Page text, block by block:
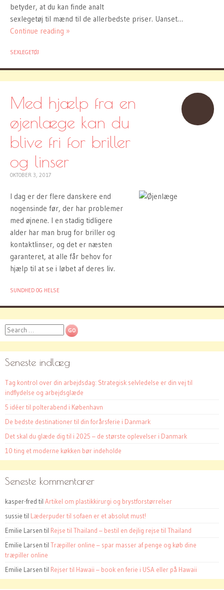
betyder, at du kan finde analt
sexlegetøj til mænd til de allerbedste priser. Uanset…
Continue reading »
SEXLEGETØJ
Med hjælp fra en
øjenlæge kan du
blive fri for briller
og linser
OKTOBER 3, 2017
I dag er der flere danskere end
nogensinde før, der har problemer
med øjnene. I en stadig tidligere
alder har man brug for briller og
kontaktlinser, og det er næsten
garanteret, at alle får behov for
hjælp til at se i løbet af deres liv.
SUNDHED OG HELSE
Search
Seneste indlæg
Tag kontrol over din arbejdsdag: Strategisk selvledelse er din vej til
indflydelse og arbejdsglæde
5 idéer til polterabend i København
De bedste destinationer til din forårsferie i Danmark
Det skal du glæde dig til i 2025 – de største oplevelser i Danmark
10 ting et moderne køkken bør indeholde
Seneste kommentarer
kasper-fred til Artikel om plastikkirurgi og brystforstørrelser
sussie til Læderpuder til sofaen er et absolut must!
Emilie Larsen til Rejse til Thailand – bestil en dejlig rejse til Thailand
Emilie Larsen til Træpiller online – spar masser af penge og køb dine
træpiller online
Emilie Larsen til Rejser til Hawaii – book en ferie i USA eller på Hawaii